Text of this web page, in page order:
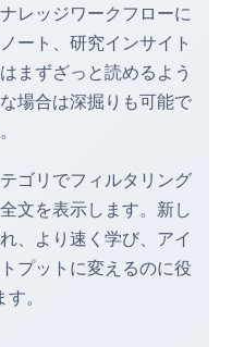
レッジワークフローに
ート、研究インサイト
まずざっと読めるよう
場合は深掘りも可能で
ゴリでフィルタリング
文を表示します。新し
、より速く学び、アイ
プットに変えるのに役
。